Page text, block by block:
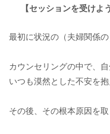
【セッションを受けよ
最初に状況の（夫婦関係の
カウンセリングの中で、自
いつも漠然とした不安を
その後、 その根本原因を